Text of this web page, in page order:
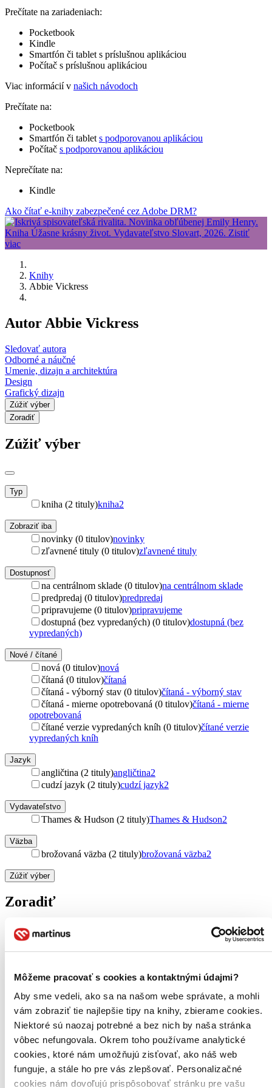
Môžeme pracovať s cookies a kontaktnými údajmi?
Aby sme vedeli, ako sa na našom webe správate, a mohli
vám zobraziť tie najlepšie tipy na knihy, zbierame cookies.
Niektoré sú naozaj potrebné a bez nich by naša stránka
vôbec nefungovala. Okrem toho používame analytické
cookies, ktoré nám umožňujú zisťovať, ako náš web
funguje, a stále ho pre vás zlepšovať. Personalizačné
cookies nám dovoľujú prispôsobovať stránku pre vašu
Prečítate na zariadeniach:
Pocketbook
Kindle
Smartfón či tablet s príslušnou aplikáciou
Počítač s príslušnou aplikáciou
Viac informácií v našich návodoch
Prečítate na:
Pocketbook
Smartfón či tablet s podporovanou aplikáciou
Počítač s podporovanou aplikáciou
Neprečítate na:
Kindle
Ako čítať e-knihy zabezpečené cez Adobe DRM?
Knihy
Abbie Vickress
Autor Abbie Vickress
Sledovať autora
Odborné a náučné
Umenie, dizajn a architektúra
Design
Grafický dizajn
Zúžiť výber
Zoradiť
Zúžiť výber
Typ
kniha (2 tituly)kniha2
Zobraziť iba
novinky (0 titulov)novinky
zľavnené tituly (0 titulov)zľavnené tituly
Dostupnosť
na centrálnom sklade (0 titulov)na centrálnom sklade
predpredaj (0 titulov)predpredaj
pripravujeme (0 titulov)pripravujeme
dostupná (bez vypredaných) (0 titulov)dostupná (bez
vypredaných)
Nové / čítané
nová (0 titulov)nová
čítaná (0 titulov)čítaná
čítaná - výborný stav (0 titulov)čítaná - výborný stav
čítaná - mierne opotrebovaná (0 titulov)čítaná - mierne
opotrebovaná
čítané verzie vypredaných kníh (0 titulov)čítané verzie
vypredaných kníh
Jazyk
angličtina (2 tituly)angličtina2
cudzí jazyk (2 tituly)cudzí jazyk2
Vydavateľstvo
Thames & Hudson (2 tituly)Thames & Hudson2
Väzba
brožovaná väzba (2 tituly)brožovaná väzba2
Zúžiť výber
Zoradiť
Novinky
Najdrahšie
Najlacnejšie
Najvyššia zľava